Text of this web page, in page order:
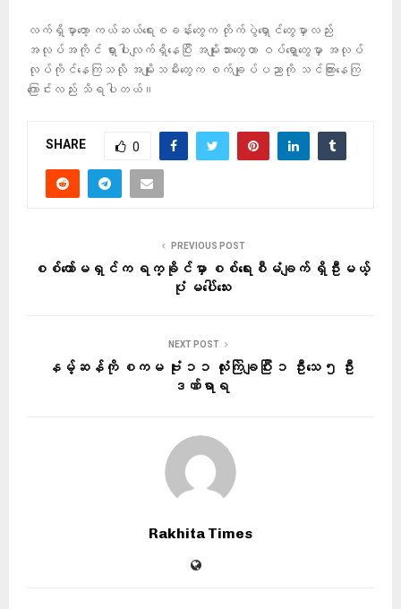
လက်ရှိမှာတော့ ကယ်ဆယ်ရေးစခန်းတွေက တိုက်ပွဲရှောင်တွေမှာလည်း
အလုပ်အကိုင် ရှားပါးလျက်ရှိနေပြီး အမျိုးသားတွေဟာ ဝပ်ရှော့တွေမှာ အလုပ်
လုပ်ကိုင်နေကြသလို အမျိုးသမီးတွေက စက်ချုပ်ပညာကို သင်ကြားနေကြ
ကြောင်းလည်း သိရပါတယ်။
SHARE 0
PREVIOUS POST
စစ်ကော်မရှင်က ရက္ခိုင်မှာ စစ်ရေးစီမံချက် ရှိဦးမယ့်
ပုံ မပေါ်သေး
NEXT POST
နမ့်ဆန်ကို စကမ ဗုံး ၁၁ လုံးကြဲချပြီး ၁ ဦးသေ ၅ ဦး
ဒဏ်ရာရ
Rakhita Times